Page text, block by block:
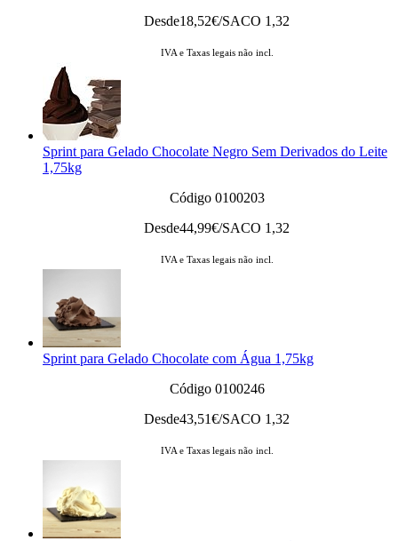
Desde18,52€/SACO 1,32
IVA e Taxas legais não incl.
Sprint para Gelado Chocolate Negro Sem Derivados do Leite
1,75kg
Código 0100203
Desde44,99€/SACO 1,32
IVA e Taxas legais não incl.
Sprint para Gelado Chocolate com Água 1,75kg
Código 0100246
Desde43,51€/SACO 1,32
IVA e Taxas legais não incl.